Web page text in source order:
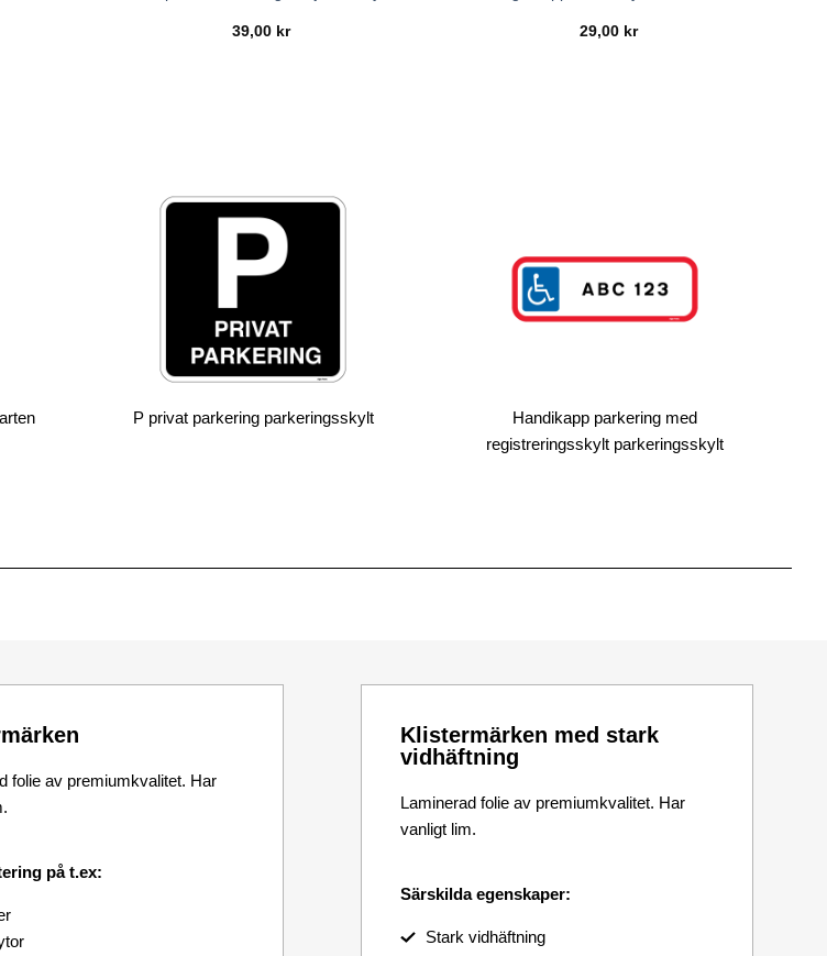
39,00 kr 29,00 kr
P privat parkering parkeringsskylt
Handikapp parkering med
registreringsskylt parkeringsskylt
folie av premiumkvalitet. Har
på t.ex:
Klistermärken med stark
vidhäftning
Laminerad folie av premiumkvalitet. Har
vanligt lim.
Särskilda egenskaper:
Stark vidhäftning